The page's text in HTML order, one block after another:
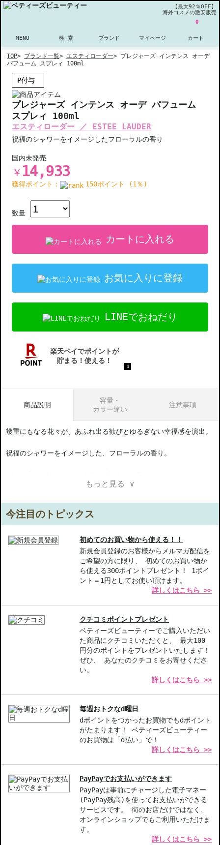
【最大92％OFF】
海外コスメの激安販売
MENU 検 索 ブランド マイページ
0
カート
TOP> ブランド一覧> エスティローダー> プレジャーズ インテンス オーデ
パフューム スプレィ 100ml
P付与
プレジャーズ インテンス オーデ パフューム
スプレィ 100ml
エスティローダー ／ ESTEE LAUDER
祝福のシャワーをイメージしたフローラルの香り
国内未発売
￥ 14,933
獲得ポイント： 150ポイント (1％)
数量
カートに入れる
お気に入りに登録
LINEでおねだり
商品説明
容量・
カラー違い
注意事項
幾重にもなる花々が、あふれ出る歓びとゆるぎない幸福感を演出。
祝福のシャワーをイメージした、フローラルの香り。
カシス
イランイラン
●ミドル ノート：ウルトラ フローラル
ピンク タイガー リリー
メープル ウッド
ペイゾイン クリスタル
バニラ
◇こちらの商品は代引きでの発送ができかねます。代引きでご注文
いただいた場合は、コンビニ後払いに変更をさせて頂きます。コン
ビニ後払いには、決済代行会社による審査がございます。予めご了
をさせて頂きます。配送便のご指定はできません。
◇お届け日・お時間帯指定は承っておりません。
◇配送伝票の依頼主名、納品書に弊社以外の物流センター社名が記
載されることがあります。
◇上記注意書き記載がある商品の合計金額が16666円以上の場合、
別途手数料が発生する場合があります。予めご了承ください。
◇1件のご注文でも倉庫が異なる場合や配送用箱の関係で荷物を分割
して配送する場合がございます。予めご了承ください。また、明細
書は分割してそれぞれの荷物に同梱されますが手数料等の変更はご
ざいませんのでご安心ください。
◇この商品はラッピングができません。
もっと見る ∨
今注目のトピックス
初めてのお買い物から使える！！
新規会員登録のお客様からメルマガ配信を
ご希望の方に限り、 初めてのお買い物か
ら使える300ポイントプレゼント！ 1ポイ
ント＝1円としてお使い頂けます。
詳しくはこちら >>
クチコミポイントプレゼント
ベティーズビューティーでご購入いただい
た商品にクチコミいただくと、 最大100
円分のポイントをプレゼントいたします！
ぜひ、 あなたのクチコミをお寄せくださ
い。
詳しくはこちら >>
毎週おトクなd曜日
dポイントをつかったお買物でもdポイント
がたまります！ ベティーズビューティー
のお買物は「d払い」で！
詳しくはこちら >>
PayPayでお支払いができます
PayPayは事前にチャージした電子マネー
(PayPay残高)を使ってお支払いができる
サービスです。 街のお店だけではなく、
オンラインショップでもご利用いただけま
す。
詳しくはこちら >>